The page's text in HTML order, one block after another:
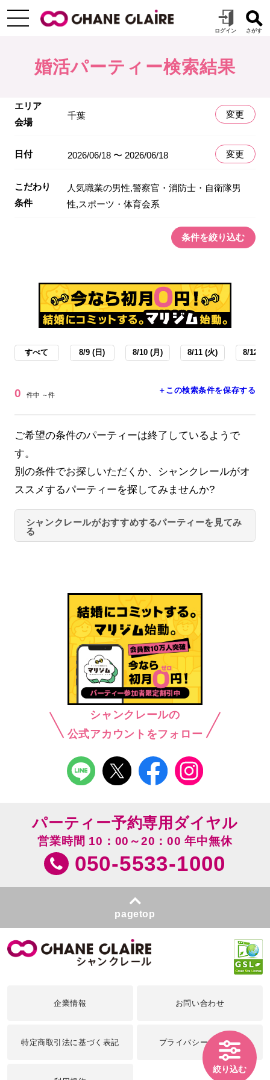
婚活パーティー検索結果
エリア
会場
千葉 変更
日付 2026/06/18 〜 2026/06/18 変更
こだわり
条件
人気職業の男性,警察官・消防士・自衛隊男
性,スポーツ・体育会系
条件を絞り込む
すべて 8/9 (日) 8/10 (月) 8/11 (火) 8/12 (
0 件中 ～件 ＋この検索条件を保存する
ご希望の条件のパーティーは終了しているようで
す。
別の条件でお探しいただくか、シャンクレールがオ
ススメするパーティーを探してみませんか?
シャンクレールがおすすめするパーティーを見てみ
る
シャンクレールの
公式アカウントをフォロー
絞り込む
パーティー予約専用ダイヤル
営業時間 10：00～20：00 年中無休
050-5533-1000
pagetop
企業情報 お問い合わせ
特定商取引法に基づく表記 プライバシーポリシー